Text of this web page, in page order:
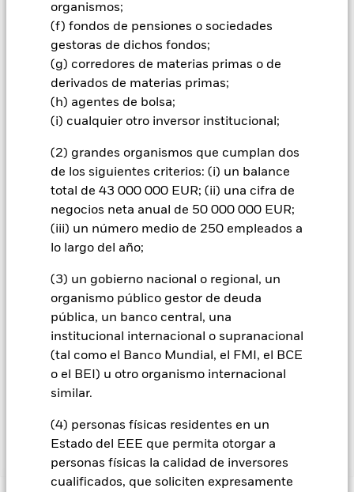
organismos;
(f) fondos de pensiones o sociedades
gestoras de dichos fondos;
(g) corredores de materias primas o de
derivados de materias primas;
(h) agentes de bolsa;
(i) cualquier otro inversor institucional;
(2) grandes organismos que cumplan dos
de los siguientes criterios: (i) un balance
total de 43 000 000 EUR; (ii) una cifra de
negocios neta anual de 50 000 000 EUR;
(iii) un número medio de 250 empleados a
lo largo del año;
(3) un gobierno nacional o regional, un
organismo público gestor de deuda
pública, un banco central, una
institucional internacional o supranacional
(tal como el Banco Mundial, el FMI, el BCE
o el BEI) u otro organismo internacional
similar.
(4) personas físicas residentes en un
Estado del EEE que permita otorgar a
personas físicas la calidad de inversores
cualificados, que soliciten expresamente
subir o bajar, y no están garantizados. Es posible que los
inversores no recuperen la cantidad invertida originalmente.
Todas las clases de acciones con cobertura de divisas de este
fondo utilizan derivados para cubrir el riesgo de divisas. El
uso de derivados para una clase de acciones podría conllevar
un posible riesgo de contagio (también denominado «spill-
over») a otras clases de acciones del fondo. La sociedad
procedimientos adecuados para minimizar el riesgo de
contagio a otras clases de acciones. En el menú desplegable
que figura justo debajo del nombre del fondo, podrá ver un
acciones con cobertura de divisas se identifican mediante la
palabra «Hedged» en su nombre. Además, el listado
completo de todas las clases de acciones con cobertura de
gestora del fondo.
para reducir los gastos, el propio Fondo percibirá el 62,5% de
los ingresos asociadas que se generen, y el 37,5% restante se
recibirá por BlackRock en calidad de agente de préstamo de
valores. Debido a que el reparto de los ingresos por préstamos
de valores no incrementa los costes de funcionamiento del
Mostrar menos
BGF MyMap Moderate Fund